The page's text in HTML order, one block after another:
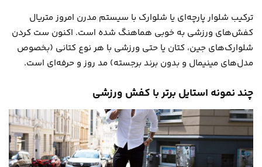
ترکیب شلوار پارچه‌ای یا شلوارک با سیستم مدرن امروز متریال
کفش‌های ورزشی به خوبی هماهنگ شده است. اکنون ست کردن
شلوارک‌های جین، کتان یا حتی ورزشی با هر نوع کتانی (بخصوص
مدل‌های مینیمال و بدون برند برجسته) مد روز و حرفه‌ای است.
چند نمونه استایل برتر با کفش ورزشی